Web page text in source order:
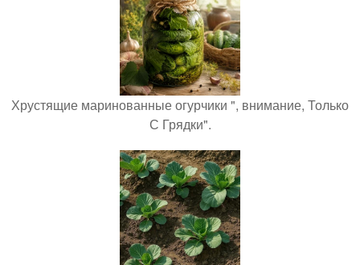
Хрустящие маринованные огурчики ", внимание, Только
С Грядки".